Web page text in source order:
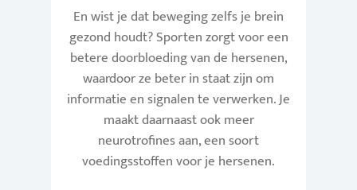
En wist je dat beweging zelfs je brein
gezond houdt? Sporten zorgt voor een
betere doorbloeding van de hersenen,
waardoor ze beter in staat zijn om
informatie en signalen te verwerken. Je
maakt daarnaast ook meer
neurotrofines aan, een soort
voedingsstoffen voor je hersenen.
Menu
Over HealthTime
Veelgestelde vragen
Openingstijden
Contact
Bedrijfsfitness
Aanbod
Fitness
Groepslessen
Sportmassage
Abonnementen
@home workouts
Ledenportaal